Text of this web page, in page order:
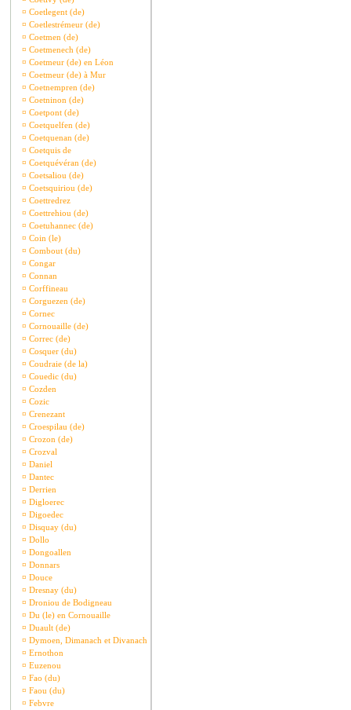
¤ Coetlegent (de)
¤ Coetlestrémeur (de)
¤ Coetmen (de)
¤ Coetmenech (de)
¤ Coetmeur (de) en Léon
¤ Coetmeur (de) à Mur
¤ Coetnempren (de)
¤ Coetninon (de)
¤ Coetpont (de)
¤ Coetquelfen (de)
¤ Coetquenan (de)
¤ Coetquis de
¤ Coetquévéran (de)
¤ Coetsaliou (de)
¤ Coetsquiriou (de)
¤ Coettredrez
¤ Coettrehiou (de)
¤ Coetuhannec (de)
¤ Coin (le)
¤ Combout (du)
¤ Congar
¤ Connan
¤ Corffineau
¤ Corguezen (de)
¤ Cornec
¤ Cornouaille (de)
¤ Correc (de)
¤ Cosquer (du)
¤ Coudraie (de la)
¤ Couedic (du)
¤ Cozden
¤ Cozic
¤ Crenezant
¤ Croespilau (de)
¤ Crozon (de)
¤ Crozval
¤ Daniel
¤ Dantec
¤ Derrien
¤ Digloerec
¤ Digoedec
¤ Disquay (du)
¤ Dollo
¤ Dongoallen
¤ Donnars
¤ Douce
¤ Dresnay (du)
¤ Droniou de Bodigneau
¤ Du (le) en Cornouaille
¤ Duault (de)
¤ Dymoen, Dimanach et Divanach
¤ Ernothon
¤ Euzenou
¤ Fao (du)
¤ Faou (du)
¤ Febvre